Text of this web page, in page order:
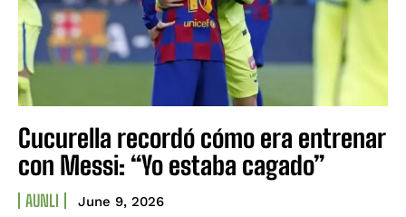
Cucurella recordó cómo era entrenar
con Messi: “Yo estaba cagado”
AUNLI June 9, 2026